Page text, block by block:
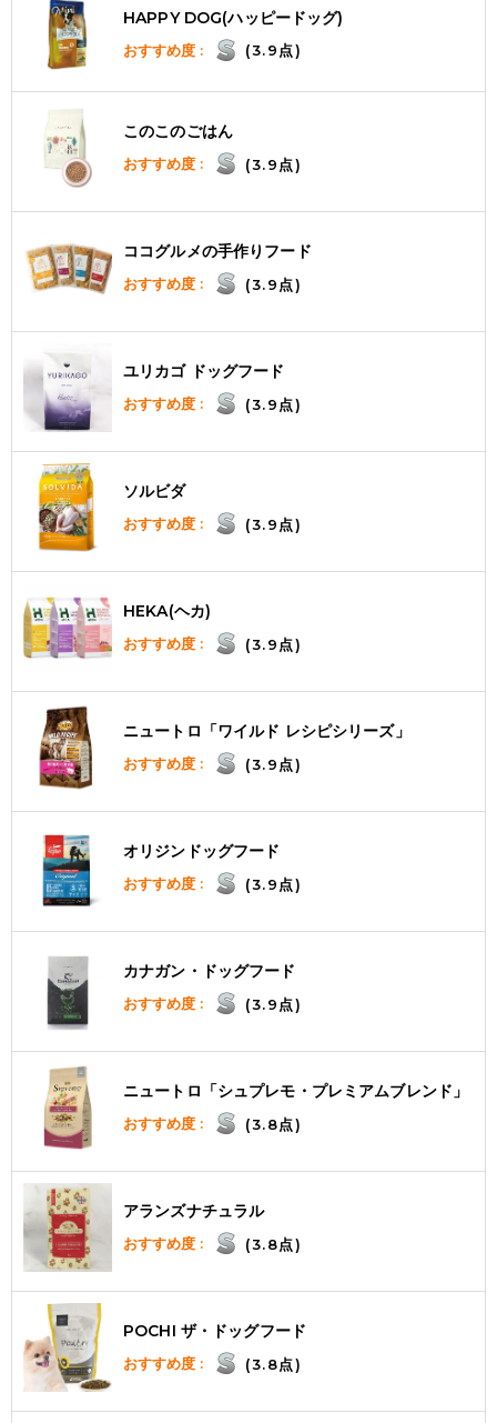
HAPPY DOG(ハッピードッグ)
おすすめ度 : (3.9点)
このこのごはん
おすすめ度 : (3.9点)
ココグルメの手作りフード
おすすめ度 : (3.9点)
ユリカゴ ドッグフード
おすすめ度 : (3.9点)
ソルビダ
おすすめ度 : (3.9点)
HEKA(ヘカ)
おすすめ度 : (3.9点)
ニュートロ「ワイルド レシピシリーズ」
おすすめ度 : (3.9点)
オリジンドッグフード
おすすめ度 : (3.9点)
カナガン・ドッグフード
おすすめ度 : (3.9点)
ニュートロ「シュプレモ・プレミアムブレンド」
おすすめ度 : (3.8点)
アランズナチュラル
おすすめ度 : (3.8点)
POCHI ザ・ドッグフード
おすすめ度 : (3.8点)